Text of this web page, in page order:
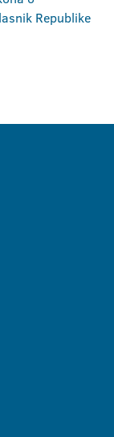
Republike